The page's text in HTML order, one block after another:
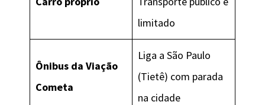
limitado
Ônibus da Viação
Cometa
Liga a São Paulo
(Tietê) com parada
na cidade